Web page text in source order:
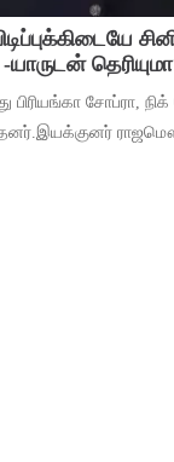
பிரியங்கா சோப்ரா,